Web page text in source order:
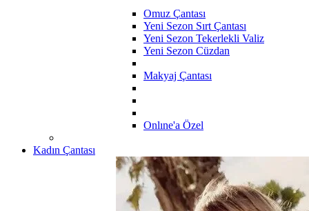
Omuz Çantası
Yeni Sezon Sırt Çantası
Yeni Sezon Tekerlekli Valiz
Yeni Sezon Cüzdan
Makyaj Çantası
Onlıne'a Özel
Kadın Çantası